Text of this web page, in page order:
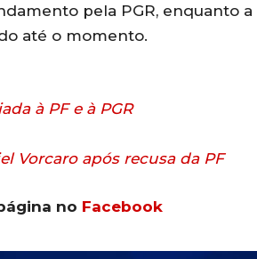
pela PGR, enquanto a
até o momento.
à PF e à PGR
Vorcaro após recusa da PF
no Facebook